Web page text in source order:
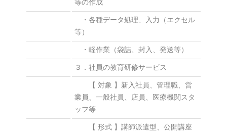
等の作成
・各種データ処理、入力（エクセル
等）
・軽作業（袋詰、封入、発送等）
３．社員の教育研修サービス
【 対象 】新入社員、管理職、営
業員、一般社員、店員、医療機関スタ
ッフ等
【 形式 】講師派遣型、公開講座